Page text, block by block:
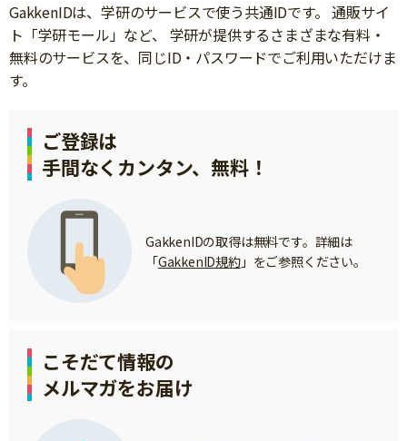
2歳
3歳
年中
年長
小学5年生
小学6年生
特集
こそだてニュース
ニュース
ワーク・ドリル
小学校
科学・プログラミング
教育・学習
自由研究・工作
読書感想文
こそだて生活
ファッション・美容
行事・イベント
人間関係
おでかけ
こそだてマンガ
GakkenIDは、学研のサービスで使う共通IDです。 通販サイ
ト「学研モール」など、 学研が提供するさまざまな有料・
無料のサービスを、同じID・パスワードでご利用いただけま
す。
ご登録は
⼿間なくカンタン、無料！
GakkenIDの取得は無料です。詳細は
「GakkenID規約」をご参照ください。
こそだて情報の
メルマガをお届け